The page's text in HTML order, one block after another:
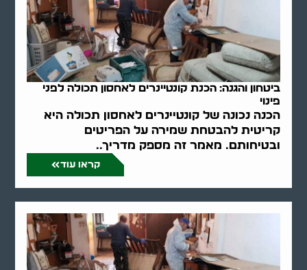
ביטחון והגנה: הכנת קונטיינרים לאחסון תכולה לפני
פינוי
הכנה נכונה של קונטיינרים לאחסון תכולה היא
קריטית להבטחת שמירה על הפריטים
ובטיחותם. מאמר זה מספק מדריך..
קראו עוד